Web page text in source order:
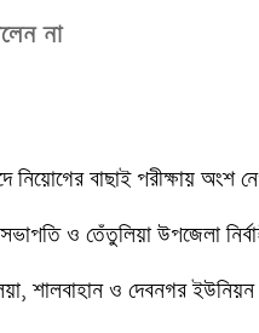
না
বাছাই পরীক্ষায় অংশ
ও তেঁতুলিয়া উপজেলা
শালবাহান ও দেবনগর ইউনিয়ন